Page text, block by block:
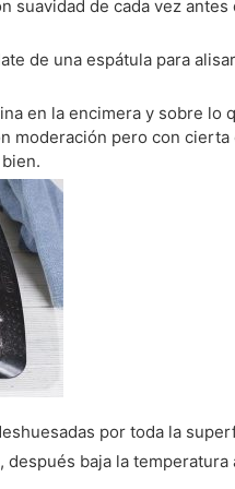
suavidad de cada vez antes
de una espátula para
en la encimera y sobre lo
moderación pero con cierta
por toda la
baja la temperatura